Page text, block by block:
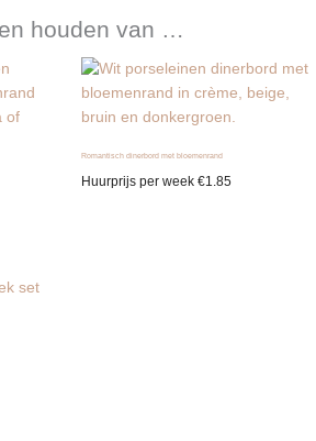
houden van …
Romantisch dinerbord met bloemenrand
Huurprijs per week €1.85